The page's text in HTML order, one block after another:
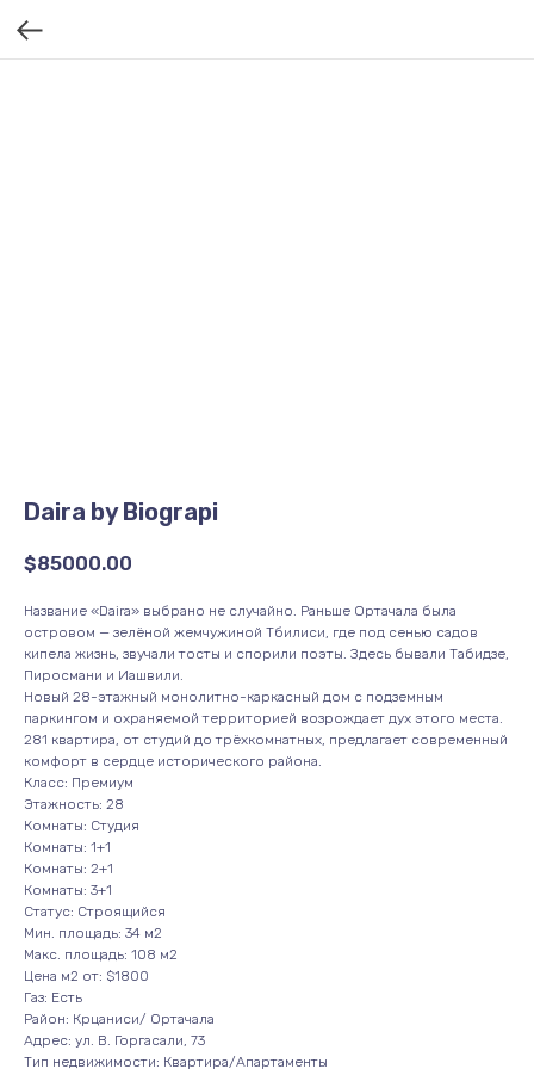
Daira by Biograpi
$85000.00
Название «Daira» выбрано не случайно. Раньше Ортачала была
островом — зелёной жемчужиной Тбилиси, где под сенью садов
кипела жизнь, звучали тосты и спорили поэты. Здесь бывали Табидзе,
Пиросмани и Иашвили.
Новый 28-этажный монолитно-каркасный дом с подземным
паркингом и охраняемой территорией возрождает дух этого места.
281 квартира, от студий до трёхкомнатных, предлагает современный
комфорт в сердце исторического района.
Класс: Премиум
Этажность: 28
Комнаты: Студия
Комнаты: 1+1
Комнаты: 2+1
Комнаты: 3+1
Статус: Строящийся
Мин. площадь: 34 м2
Макс. площадь: 108 м2
Цена м2 от: $1800
Газ: Есть
Район: Крцаниси/ Ортачала
Адрес: ул. В. Горгасали, 73
Тип недвижимости: Квартира/Апартаменты